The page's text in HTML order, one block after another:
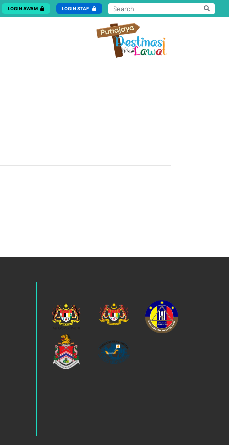
LOGIN AWAM LOGIN STAF